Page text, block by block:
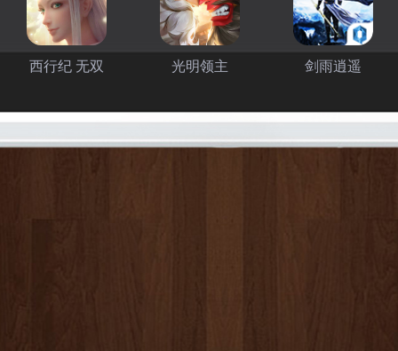
西行纪 无双 光明领主 剑雨逍遥